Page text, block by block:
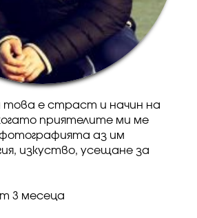
е страст и начин на
приятелите ми ме
аз им
изкуство, усещане за
3 месеца